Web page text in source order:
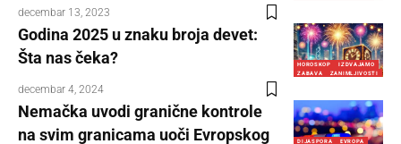
decembar 13, 2023
HOROSKOP
IZDVAJAMO
ZABAVA
ZANIMLJIVOSTI
Godina 2025 u znaku broja devet:
Šta nas čeka?
decembar 4, 2024
DIJASPORA
EVROPA
Nemačka uvodi granične kontrole
na svim granicama uoči Evropskog